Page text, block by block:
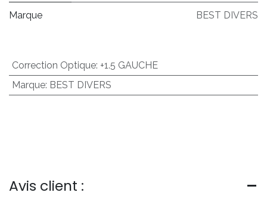
Marque BEST DIVERS
Correction Optique: +1.5 GAUCHE
Marque: BEST DIVERS
Avis client :